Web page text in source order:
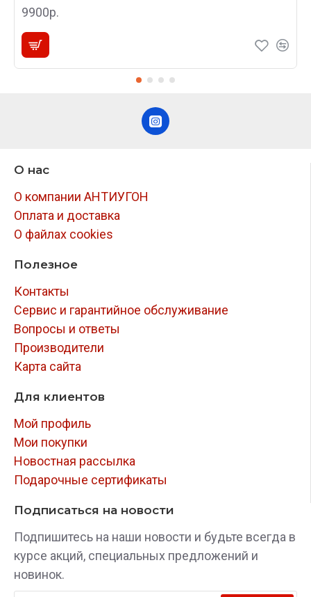
9900р.
О нас
О компании АНТИУГОН
Оплата и доставка
О файлах cookies
Полезное
Контакты
Сервис и гарантийное обслуживание
Вопросы и ответы
Производители
Карта сайта
Для клиентов
Мой профиль
Мои покупки
Новостная рассылка
Подарочные сертификаты
Подписаться на новости
Подпишитесь на наши новости и будьте всегда в
курсе акций, специальных предложений и
новинок.